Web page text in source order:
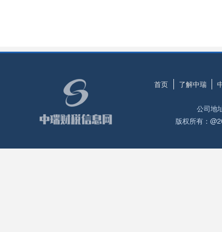
首页 了解中瑞
公司地
版权所有：